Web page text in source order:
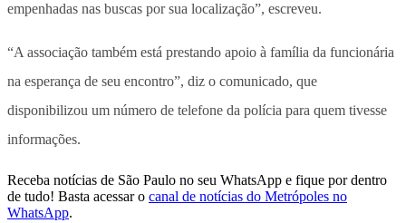
empenhadas nas buscas por sua localização”, escreveu.
“A associação também está prestando apoio à família da funcionária
na esperança de seu encontro”, diz o comunicado, que
disponibilizou um número de telefone da polícia para quem tivesse
informações.
Receba notícias de São Paulo no seu WhatsApp e fique por dentro
de tudo! Basta acessar o canal de notícias do Metrópoles no
WhatsApp.